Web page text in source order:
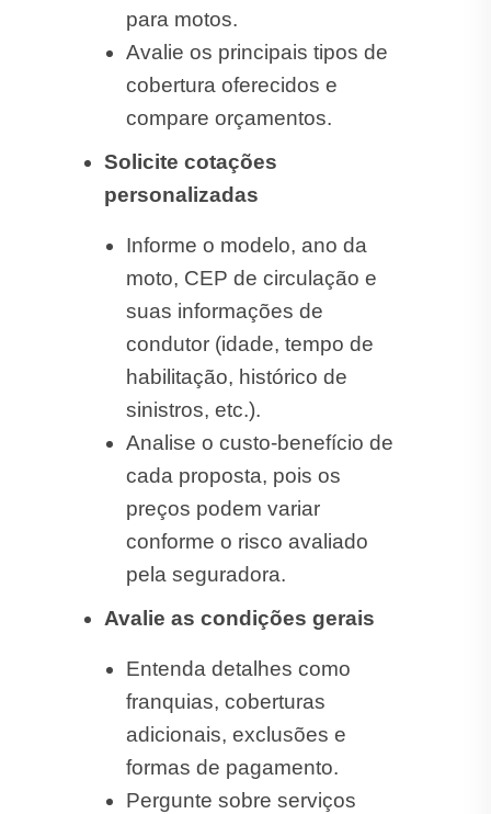
para motos.
Avalie os principais tipos de
cobertura oferecidos e
compare orçamentos.
Solicite cotações
personalizadas
Informe o modelo, ano da
moto, CEP de circulação e
suas informações de
condutor (idade, tempo de
habilitação, histórico de
sinistros, etc.).
Analise o custo-benefício de
cada proposta, pois os
preços podem variar
conforme o risco avaliado
pela seguradora.
Avalie as condições gerais
Entenda detalhes como
franquias, coberturas
adicionais, exclusões e
formas de pagamento.
Pergunte sobre serviços